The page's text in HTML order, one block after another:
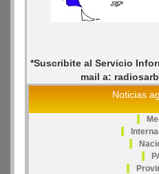
*Suscribite al Servicio
mail a:
Noticias